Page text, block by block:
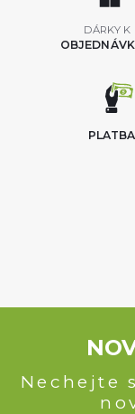
DÁRKY K
PLATBA
Nechejte